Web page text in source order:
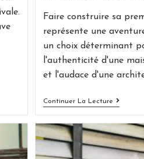
Faire construire sa
représente une
un choix déterminant
l'authenticité d'une
et l'audace d'une
Continuer La LectureMaison
:
Quel
Style